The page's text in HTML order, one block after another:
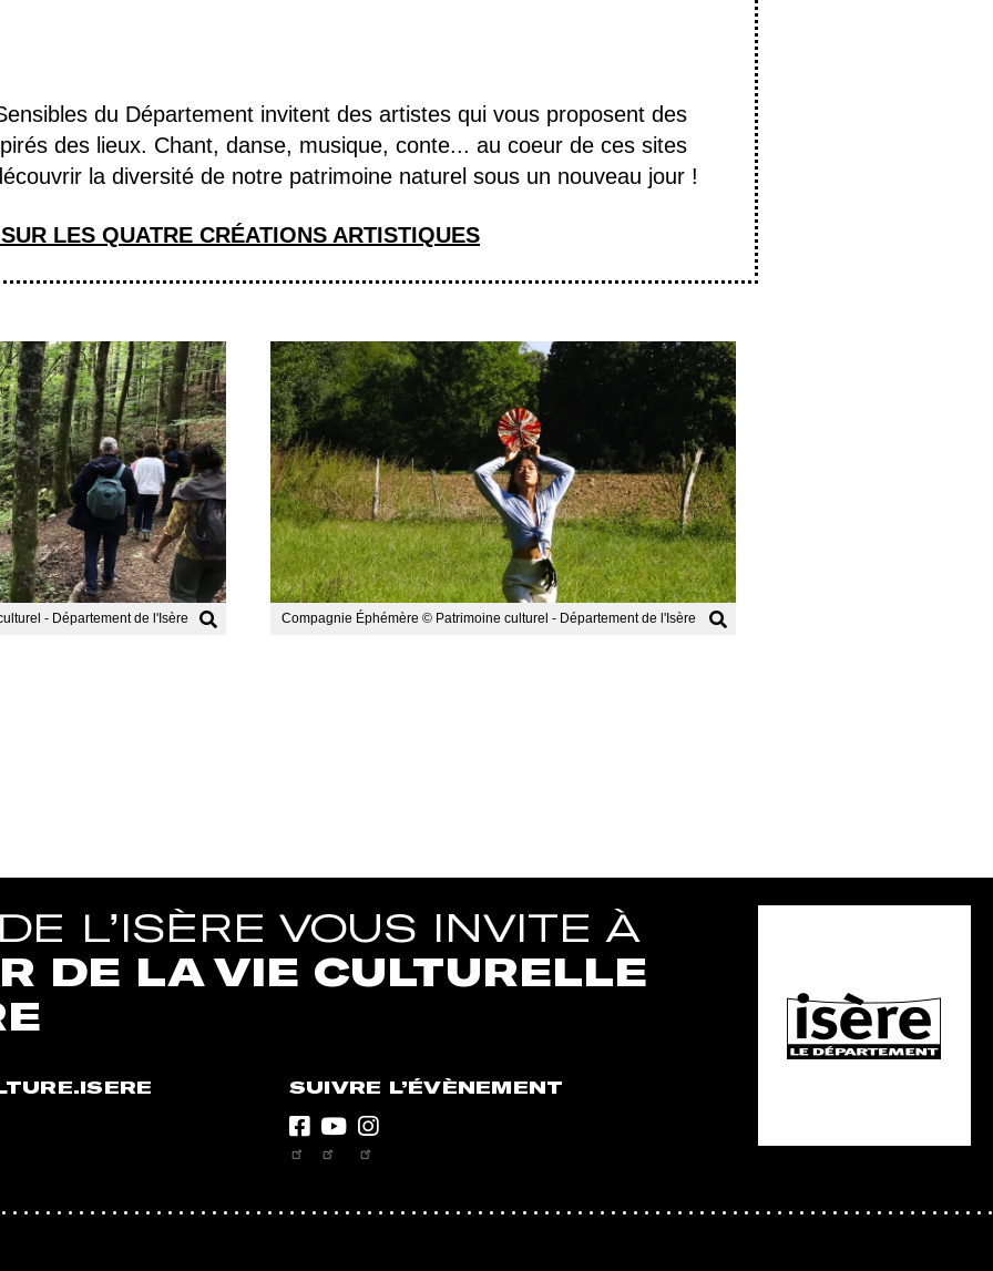
du Département invitent des artistes qui vous proposent des
des lieux. Chant, danse, musique, conte... au coeur de ces sites
la diversité de notre patrimoine naturel sous un nouveau jour !
LES QUATRE CRÉATIONS ARTISTIQUES
- Département de l'Isère
Afficher
l'image
en
grand
Compagnie Éphémère © Patrimoine culturel - Département de l'Isère
L’ISÈRE VOUS INVITE À
DE LA VIE CULTURELLE
SUIVRE L’ÉVÈNEMENT
Facebook
YoutubeInstagram